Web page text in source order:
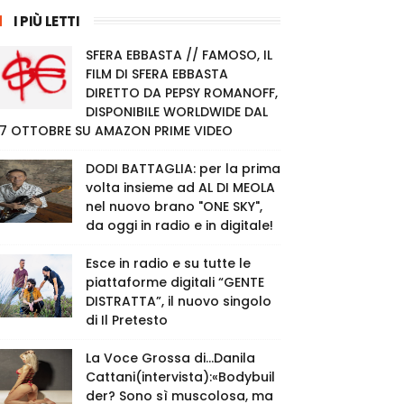
I PIÙ LETTI
SFERA EBBASTA // FAMOSO, IL
FILM DI SFERA EBBASTA
DIRETTO DA PEPSY ROMANOFF,
DISPONIBILE WORLDWIDE DAL
OTTOBRE SU AMAZON PRIME VIDEO
DODI BATTAGLIA: per la prima
volta insieme ad AL DI MEOLA
nel nuovo brano "ONE SKY",
da oggi in radio e in digitale!
Esce in radio e su tutte le
piattaforme digitali “GENTE
DISTRATTA”, il nuovo singolo
di Il Pretesto
La Voce Grossa di…Danila
Cattani(intervista):«Bodybuil
der? Sono sì muscolosa, ma